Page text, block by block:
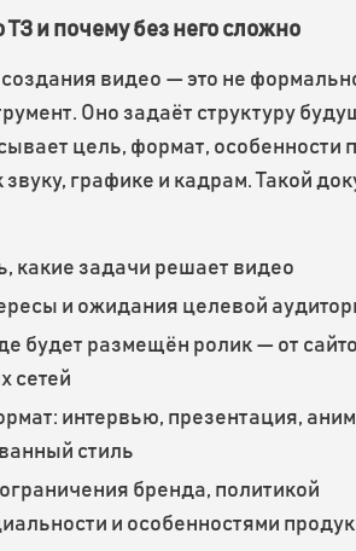
и почему без него сложно
видео — это не
Оно задаёт структуру
цель, формат, особенности
звуку, графике и кадрам. Такой
какие задачи решает видео
и ожидания целевой
будет размещён ролик — от
сетей
интервью, презентация,
стиль
бренда, политикой
и особенностями